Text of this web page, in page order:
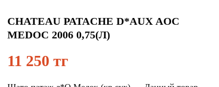
CHATEAU PATACHE D*AUX AOC
MEDOC 2006 0,75(Л)
11 250 тг